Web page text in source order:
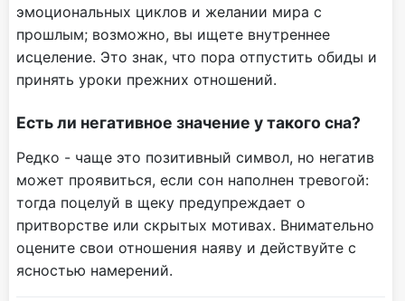
эмоциональных циклов и желании мира с
прошлым; возможно, вы ищете внутреннее
исцеление. Это знак, что пора отпустить обиды и
принять уроки прежних отношений.
Есть ли негативное значение у такого сна?
Редко - чаще это позитивный символ, но негатив
может проявиться, если сон наполнен тревогой:
тогда поцелуй в щеку предупреждает о
притворстве или скрытых мотивах. Внимательно
оцените свои отношения наяву и действуйте с
ясностью намерений.